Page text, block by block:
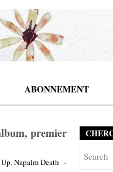
ABONNEMENT
premier
,Napalm Death -